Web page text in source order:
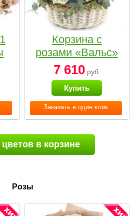
Заказать в один клик
Корзина с
розами «Вальс»
7 610руб.
Купить
в корзине
Розы